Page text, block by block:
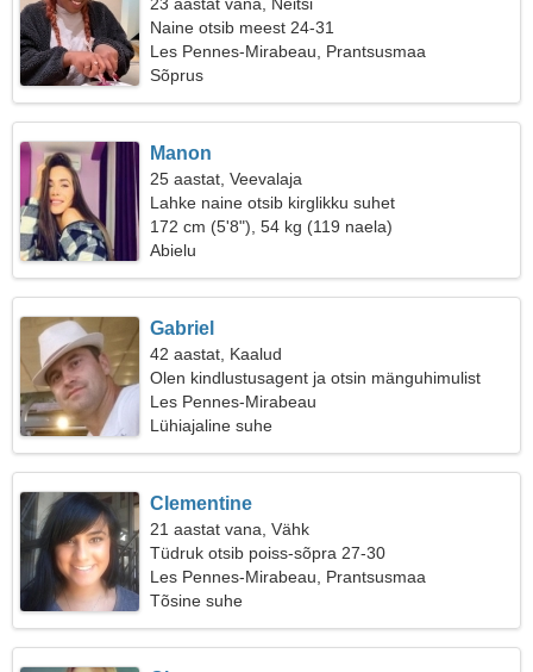
Naine otsib meest 24-31
Les Pennes-Mirabeau, Prantsusmaa
Sõprus
Manon
25 aastat, Veevalaja
Lahke naine otsib kirglikku suhet
172 cm (5'8"), 54 kg (119 naela)
Abielu
Gabriel
42 aastat, Kaalud
Olen kindlustusagent ja otsin mänguhimulist
naist
Les Pennes-Mirabeau
Lühiajaline suhe
Clementine
21 aastat vana, Vähk
Tüdruk otsib poiss-sõpra 27-30
Les Pennes-Mirabeau, Prantsusmaa
Tõsine suhe